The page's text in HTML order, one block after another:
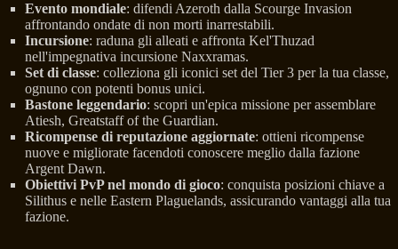
Evento mondiale: difendi Azeroth dalla Scourge Invasion
affrontando ondate di non morti inarrestabili.
Incursione: raduna gli alleati e affronta Kel'Thuzad
nell'impegnativa incursione Naxxramas.
Set di classe: colleziona gli iconici set del Tier 3 per la tua classe,
ognuno con potenti bonus unici.
Bastone leggendario: scopri un'epica missione per assemblare
Atiesh, Greatstaff of the Guardian.
Ricompense di reputazione aggiornate: ottieni ricompense
nuove e migliorate facendoti conoscere meglio dalla fazione
Argent Dawn.
Obiettivi PvP nel mondo di gioco: conquista posizioni chiave a
Silithus e nelle Eastern Plaguelands, assicurando vantaggi alla tua
fazione.